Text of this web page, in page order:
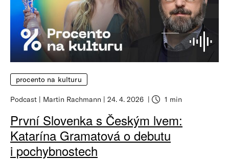
procento na kulturu
Podcast Martin Rachmann 24. 4. 2026 1 min
První Slovenka s Českým lvem:
Katarína Gramatová o debutu
i pochybnostech